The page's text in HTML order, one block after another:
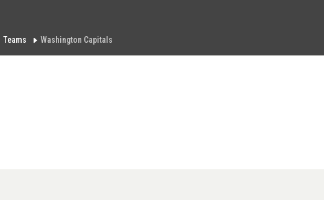
Teams Washington Capitals